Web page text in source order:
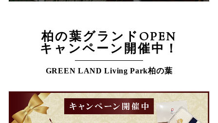
柏の葉グランドOPEN
キャンペーン開催中！
GREEN LAND Living Park柏の葉